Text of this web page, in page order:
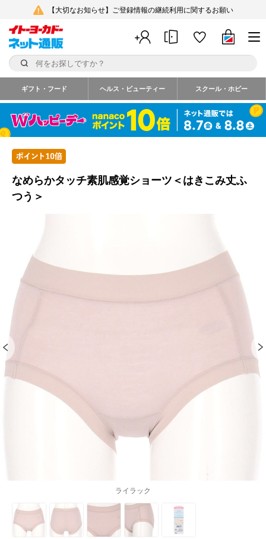
【大切なお知らせ】ご登録情報の継続利用に関するお願い
ギフト・フード ヘルス・ビューティー スクール・ホビー
なめらかタッチ素肌感覚ショーツ＜はきこみ丈ふ
つう＞
ライラック